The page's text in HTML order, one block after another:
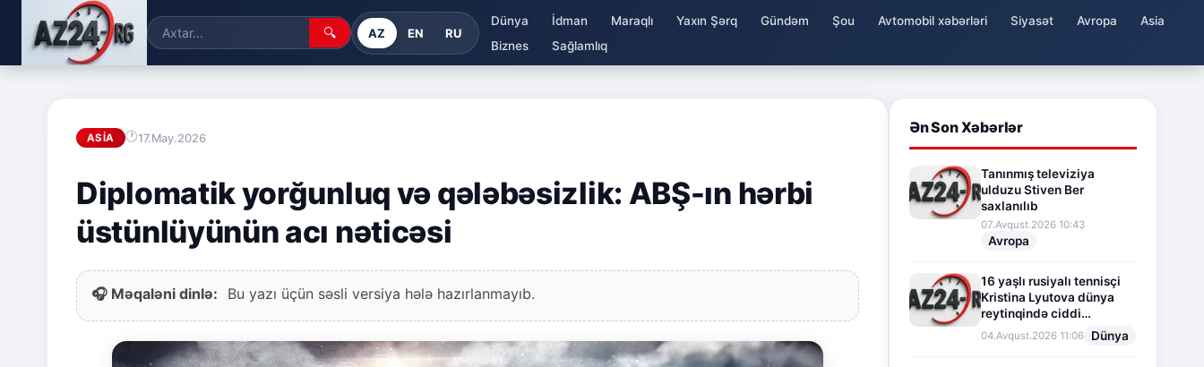
🔍 AZ EN RU
Dünya İdman Maraqlı Yaxın Şərq Gündəm Şou Avtomobil xəbərləri Siyasət Avropa
Asia
Biznes
Sağlamlıq
ASIA 17.May.2026
Diplomatik yorğunluq və qələbəsizlik: ABŞ-ın hərbi
üstünlüyünün acı nəticəsi
🎧 Məqaləni dinlə: Bu yazı üçün səsli versiya hələ hazırlanmayıb.
Ən Son Xəbərlər
Tanınmış televiziya
ulduzu Stiven Ber
saxlanılıb
07.Avqust.2026 10:43
Avropa
16 yaşlı rusiyalı tennisçi
Kristina Lyutova dünya
reytinqində ciddi
irəliləyişə imza atdı
04.Avqust.2026 11:06 Dünya